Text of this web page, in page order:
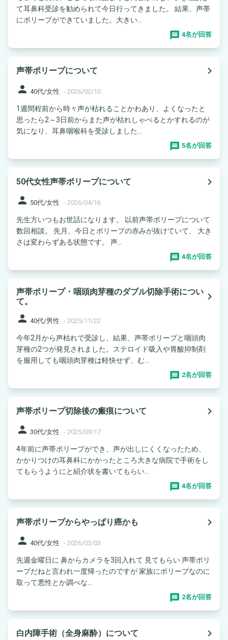
て耳鼻科受診を勧められて今日行ってきました。 結果、声帯
にポリープができていました。大きい...
4名が回答
声帯ポリープについて
navigate_next
person 40代/女性 - 2026/02/10
1週間程前から時々声が枯れることかわあり、よくなったと
思ったら2～3日前からまた声が枯れしゃべるとかすれるのが
気になり、耳鼻咽喉科を受診しました...
5名が回答
50代女性声帯ポリープについて
navigate_next
person 50代/女性 - 2026/04/16
先生方いつもお世話になります。 以前声帯ポリープについて
数回相談。 先月、今日とポリープの赤みが抜けていて、 大き
さは変わらずある状態です。 声...
4名が回答
声帯ポリープ・咽頭肉芽種のダブル切除手術につい
て。
navigate_next
person 40代/男性 - 2025/11/22
今年2月から声枯れで受診し、結果、声帯ポリープと咽頭肉
芽種の2つが発見されました。ステロイド吸入や胃酸抑制剤
を服用しても咽頭肉芽種は軽快せず、む...
2名が回答
声帯ポリープ切除後の瘢痕について
navigate_next
person 30代/女性 - 2025/09/17
4年前に声帯ポリープができ、声が出しにくくなったため、
かかりつけの耳鼻科にかかったところ大きな病院で手術をし
てもらうようにと紹介状を書いてもらい...
4名が回答
声帯ポリープからやっぱり癌かも
navigate_next
person 40代/女性 - 2026/03/03
先週金曜日に 鼻からカメラを3回入れて 見てもらい 声帯ポリ
ープだねと言われ一度帰ったのですが 家族にポリープなのに
取って悪性とか調べな...
2名が回答
白内障手術（全身麻酔）について
navigate_next